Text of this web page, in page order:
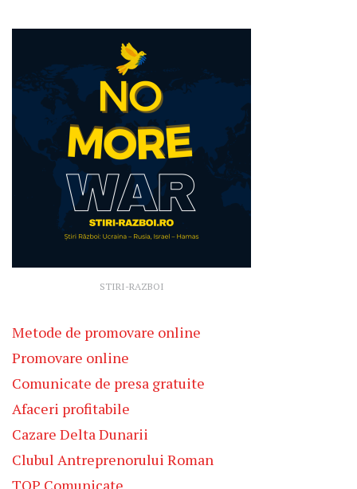
STIRI-RAZBOI
Metode de promovare online
Promovare online
Comunicate de presa gratuite
Afaceri profitabile
Cazare Delta Dunarii
Clubul Antreprenorului Roman
TOP Comunicate